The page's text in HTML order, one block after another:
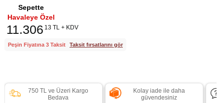
Sepette
Havaleye Özel
11.306 13 TL + KDV
Peşin Fiyatına 3 Taksit Taksit fırsatlarını gör
750 TL ve Üzeri Kargo
Bedava
Kolay iade ile daha
güvendesiniz